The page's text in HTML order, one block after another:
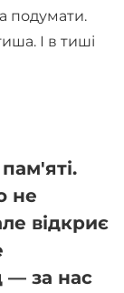
подумати.
І в тиші
не
відкриє
— за нас